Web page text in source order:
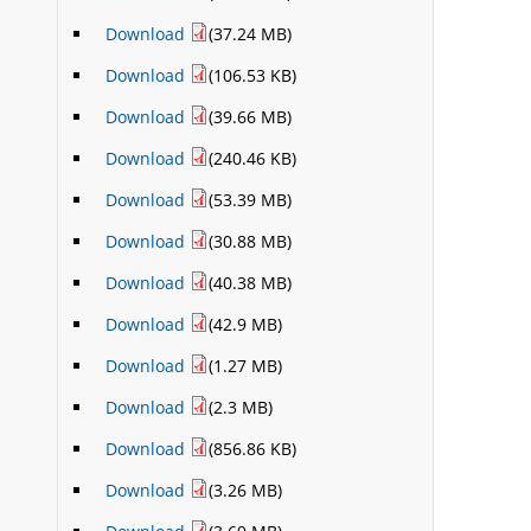
Download
(37.24 MB)
Download
(106.53 KB)
Download
(39.66 MB)
Download
(240.46 KB)
Download
(53.39 MB)
Download
(30.88 MB)
Download
(40.38 MB)
Download
(42.9 MB)
Download
(1.27 MB)
Download
(2.3 MB)
Download
(856.86 KB)
Download
(3.26 MB)